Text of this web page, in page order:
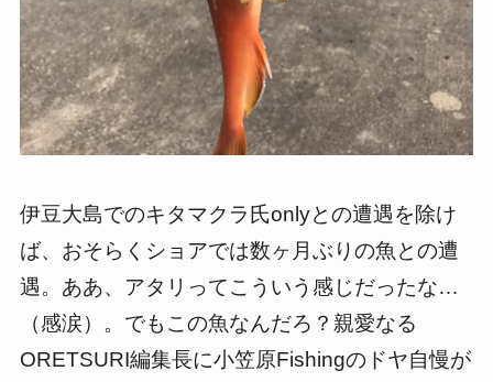
伊豆大島でのキタマクラ氏onlyとの遭遇を除け
ば、おそらくショアでは数ヶ月ぶりの魚との遭
遇。ああ、アタリってこういう感じだったな…
（感涙）。でもこの魚なんだろ？親愛なる
ORETSURI編集長に小笠原Fishingのドヤ自慢が